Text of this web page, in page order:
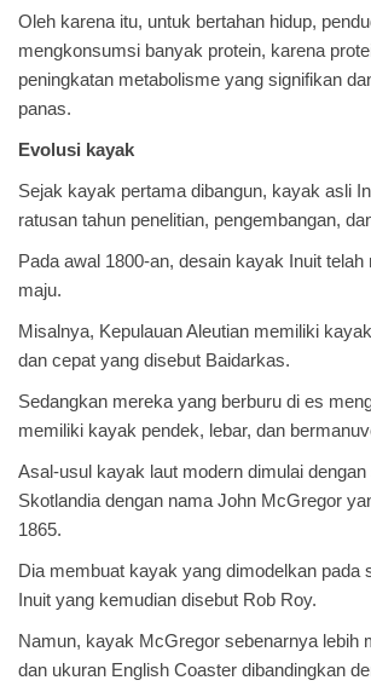
Oleh karena itu, untuk bertahan hidup,
mengkonsumsi banyak protein, karena
peningkatan metabolisme yang signifikan
panas.
Evolusi kayak
Sejak kayak pertama dibangun, kayak asli
ratusan tahun penelitian, pengembangan,
Pada awal 1800-an, desain kayak Inuit telah
maju.
Misalnya, Kepulauan Aleutian memiliki
dan cepat yang disebut Baidarkas.
Sedangkan mereka yang berburu di es
memiliki kayak pendek, lebar, dan
Asal-usul kayak laut modern dimulai
Skotlandia dengan nama John McGregor
1865.
Dia membuat kayak yang dimodelkan pada
Inuit yang kemudian disebut Rob Roy.
Namun, kayak McGregor sebenarnya lebih
dan ukuran English Coaster dibandingkan